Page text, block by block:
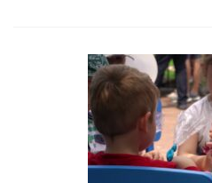
a
Nagytemplomban